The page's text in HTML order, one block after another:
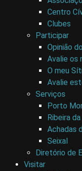
Centro
Clubes
Participar
Opinião
Avalie os
O meu
Avalie
Serviços
Porto
Ribeira
Achadas
Seixal
Diretório de
Visitar